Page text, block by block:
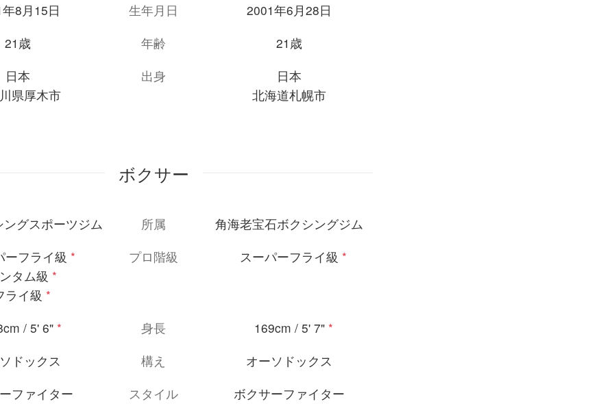
8月15日
生年月日
2001年6月28日
21歳
年齢
21歳
日本
県厚木市
出身
日本
北海道札幌市
ボクサー
グスポーツジム 所属
角海老宝石ボクシングジム
ーフライ級 *
タム級 *
ライ級 *
プロ階級 スーパーフライ級 *
/ 5' 6" * 身長 169cm / 5' 7" *
ドックス
構え
オーソドックス
ファイター
スタイル ボクサーファイター